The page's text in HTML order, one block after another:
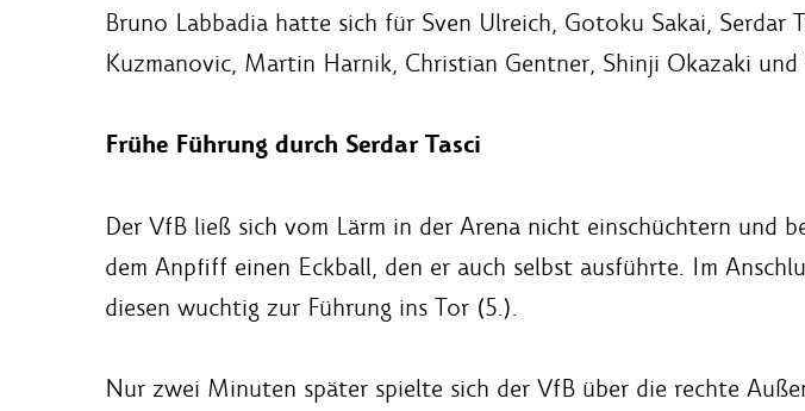
Bruno Labbadia hatte sich für Sven Ulreich, Gotoku Sakai,
Kuzmanovic, Martin Harnik, Christian Gentner, Shinji Okazaki
Frühe Führung durch Serdar Tasci
Der VfB ließ sich vom Lärm in der Arena nicht einschüchtern und
dem Anpfiff einen Eckball, den er auch selbst ausführte. Im
diesen wuchtig zur Führung ins Tor (5.).
Nur zwei Minuten später spielte sich der VfB über die rechte